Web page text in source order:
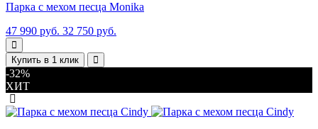
Парка с мехом песца Monika
47 990 руб. 32 750 руб.
Купить в 1 клик
-32%
ХИТ